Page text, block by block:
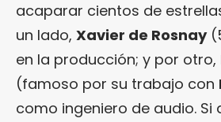
acaparar cientos de
un lado, Xavier de Rosnay
en la producción; y por otro,
(famoso por su trabajo con
como ingeniero de audio. Si